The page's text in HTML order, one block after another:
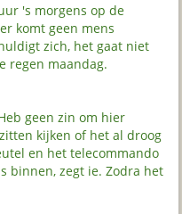
's morgens op de
komt geen mens
zich, het gaat niet
regen maandag.
geen zin om hier
kijken of het al droog
en het telecommando
binnen, zegt ie. Zodra het